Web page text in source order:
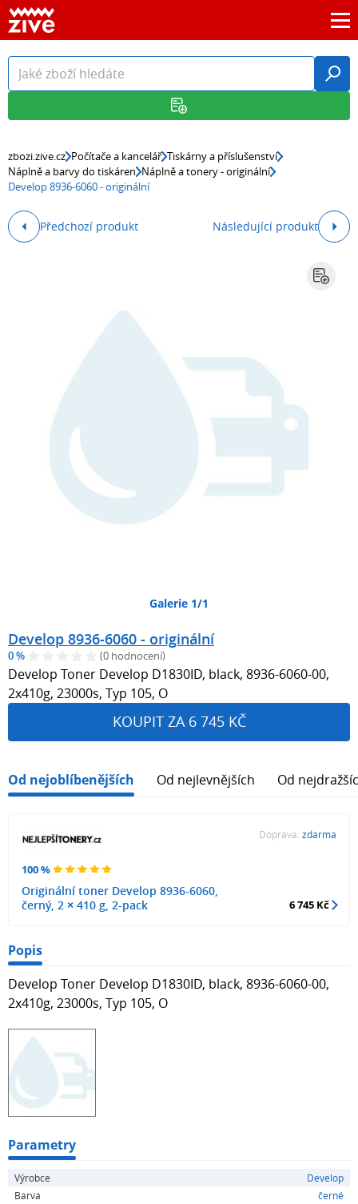
zbozi.zive.cz Počítače a kancelář Tiskárny a příslušenství
Náplně a barvy do tiskáren Náplně a tonery - originální
Develop 8936-6060 - originální
Předchozí produkt Následující produkt
Galerie 1/1
Develop 8936-6060 - originální
0 % (0 hodnocení)
Develop Toner Develop D1830ID, black, 8936-6060-00,
2x410g, 23000s, Typ 105, O
KOUPIT ZA 6 745 KČ
Od nejoblíbenějších Od nejlevnějších Od
100 %
Originální toner Develop 8936-6060,
černý, 2 × 410 g, 2-pack
Doprava: zdarma
6 745 Kč
Popis
Develop Toner Develop D1830ID, black, 8936-6060-00,
2x410g, 23000s, Typ 105, O
Parametry
Výrobce
Develop
Barva
černé